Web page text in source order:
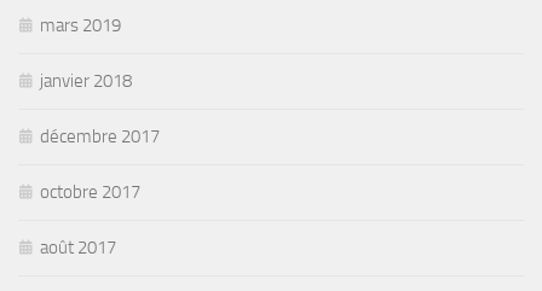
mars 2019
janvier 2018
décembre 2017
octobre 2017
août 2017